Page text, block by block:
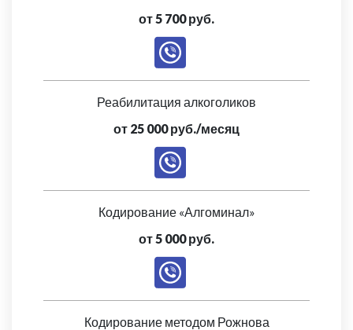
от 5 700 руб.
Реабилитация алкоголиков
от 25 000 руб./месяц
Кодирование «Алгоминал»
от 5 000 руб.
Кодирование методом Рожнова